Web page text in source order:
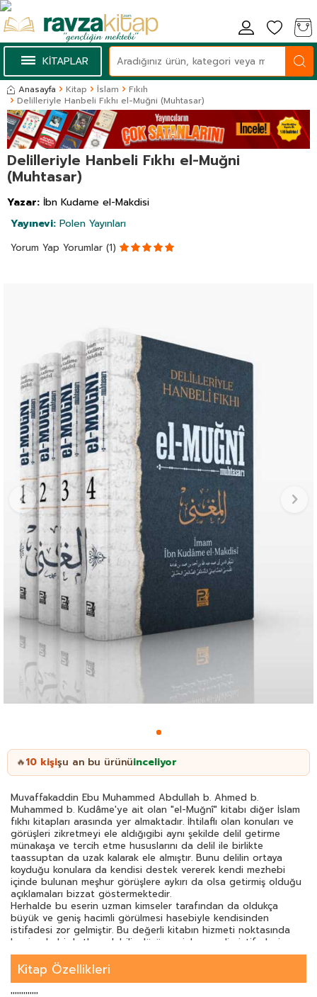
KİTAPLAR
Anasayfa Kitap İslam
Fıkıh
Delilleriyle Hanbeli Fıkhı el-Muğni (Muhtasar)
Delilleriyle Hanbeli Fıkhı el-Muğni
(Muhtasar)
Yazar: İbn Kudame el-Makdisi
Yayınevi: Polen Yayınları
Yorum Yap Yorumlar (1)
🔥10 kişişu an bu ürünüinceliyor
Muvaffakaddin Ebu Muhammed Abdullah b. Ahmed b.
Muhammed b. Kudâme'ye ait olan "el-Muğnî" kitabı diğer İslam
fıkhı kitapları arasında yer almaktadır. İhtilaflı olan konuları ve
görüşleri zikretmeyi ele aldığıgibi aynı şekilde delil getirme
münakaşa ve tercih etme hususlarını da delil ile birlikte
taassuptan da uzak kalarak ele almıştır. Bunu delilin ortaya
koyduğu konulara da kendisi destek vererek kendi mezhebi
içinde bulunan meşhur görüşlere aykırı da olsa getirmiş olduğu
açıklamaları bizzat göstermektedir.
Herhalde bu eserin uzman kimseler tarafından da oldukça
büyük ve geniş hacimli görülmesi hasebiyle kendisinden
istifadesi zor gelmiştir. Bu değerli kitabın hizmeti noktasında
benim de bir katkım olabilir düşüncesiyle genelin istifadesine
sunmak için kitabı muhtasar bir hale getirmeye çalıştım.
Dr. Hamed b. Abdulaziz el-Hammâd
Medine-i Münevvere İslam Üniversitesi
Kitap Özellikleri